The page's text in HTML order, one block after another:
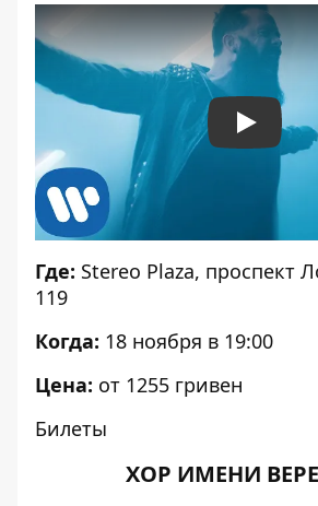
Play
Где: Stereo Plaza, проспект
119
Когда: 18 ноября в 19:00
Цена: от 1255 гривен
Билеты
ХОР ИМЕНИ